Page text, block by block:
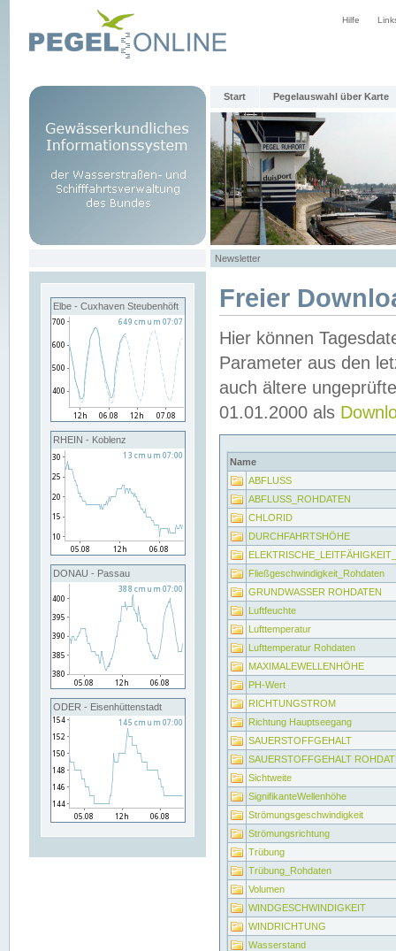
Hilfe
Start Pegelauswahl über Karte
Newsletter
Elbe - Cuxhaven Steubenhöft
RHEIN - Koblenz
DONAU - Passau
ODER - Eisenhüttenstadt
Freier
Hier können
Parameter aus den
auch ältere
01.01.2000 als
Name
ABFLUSS
ABFLUSS_ROHDATEN
CHLORID
DURCHFAHRTSHÖHE
Fließgeschwindigkeit_Rohdaten
GRUNDWASSER ROHDATEN
Luftfeuchte
Lufttemperatur
Lufttemperatur Rohdaten
MAXIMALEWELLENHÖHE
PH-Wert
RICHTUNGSTROM
Richtung Hauptseegang
SAUERSTOFFGEHALT
SAUERSTOFFGEHALT
Sichtweite
SignifikanteWellenhöhe
Strömungsgeschwindigkeit
Strömungsrichtung
Trübung
Trübung_Rohdaten
Volumen
WINDGESCHWINDIGKEIT
WINDRICHTUNG
Wasserstand